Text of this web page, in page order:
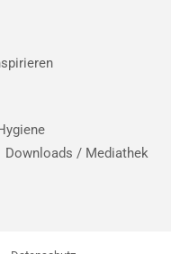
Downloads / Mediathek